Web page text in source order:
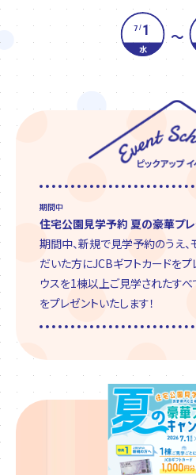
7 / 1
水
～
期間中
住宅公園見学予約 夏の豪華プ
期間中、新規で見学予約のうえ
だいた方にJCBギフトカードをプ
ウスを1棟以上ご見学されたす
をプレゼントいたします！